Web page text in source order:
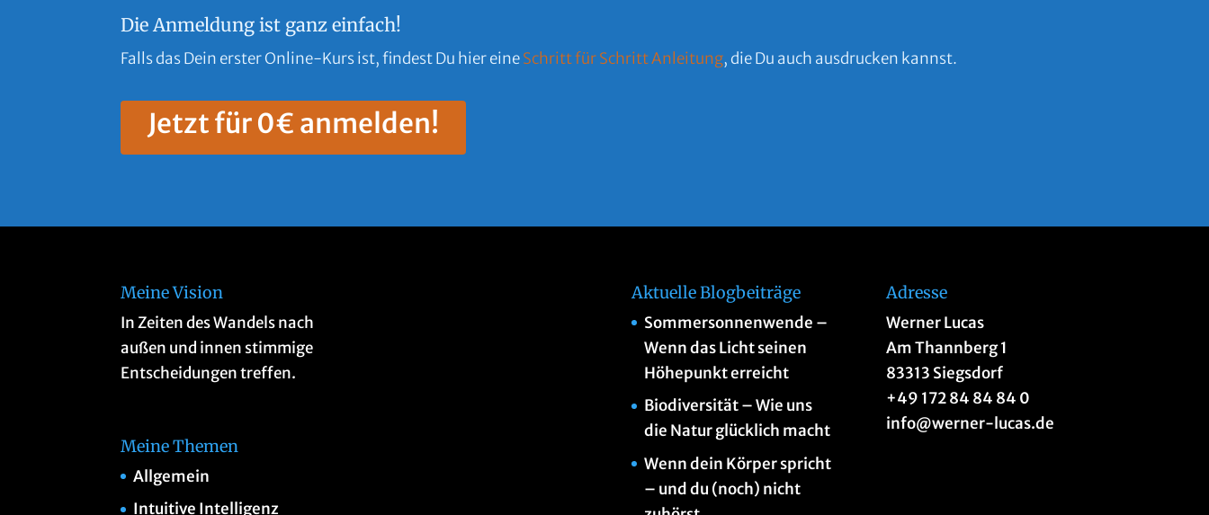
Die Anmeldung ist ganz einfach!
Falls das Dein erster Online-Kurs ist, findest Du hier eineSchritt für Schritt Anleitung, die Du auch ausdrucken kannst.
Jetzt für 0€ anmelden!
Meine Vision
In Zeiten des Wandels nach
außen und innen stimmige
Entscheidungen treffen.
Meine Themen
Allgemein
Intuitive Intelligenz
Aktuelle Blogbeiträge
Sommersonnenwende –
Wenn das Licht seinen
Höhepunkt erreicht
Biodiversität – Wie uns
die Natur glücklich macht
Wenn dein Körper spricht
– und du (noch) nicht
Adresse
Werner Lucas
Am Thannberg 1
83313 Siegsdorf
+49 172 84 84 84 0
info@werner-lucas.de